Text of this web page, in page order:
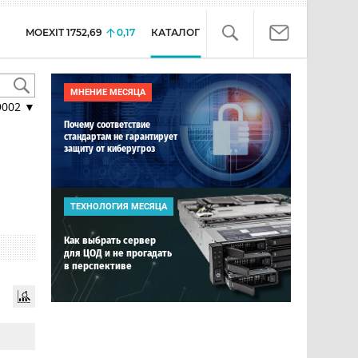
MOEXIT 1752,69 0,17 КАТАЛОГ
▼
МНЕНИЕ МЕСЯЦА
Почему соответствие
стандартам не гарантирует
защиту от киберугроз
ТЕХНОЛОГИЯ МЕСЯЦА
Как выбрать сервер
для ЦОД и не прогадать
в перспективе